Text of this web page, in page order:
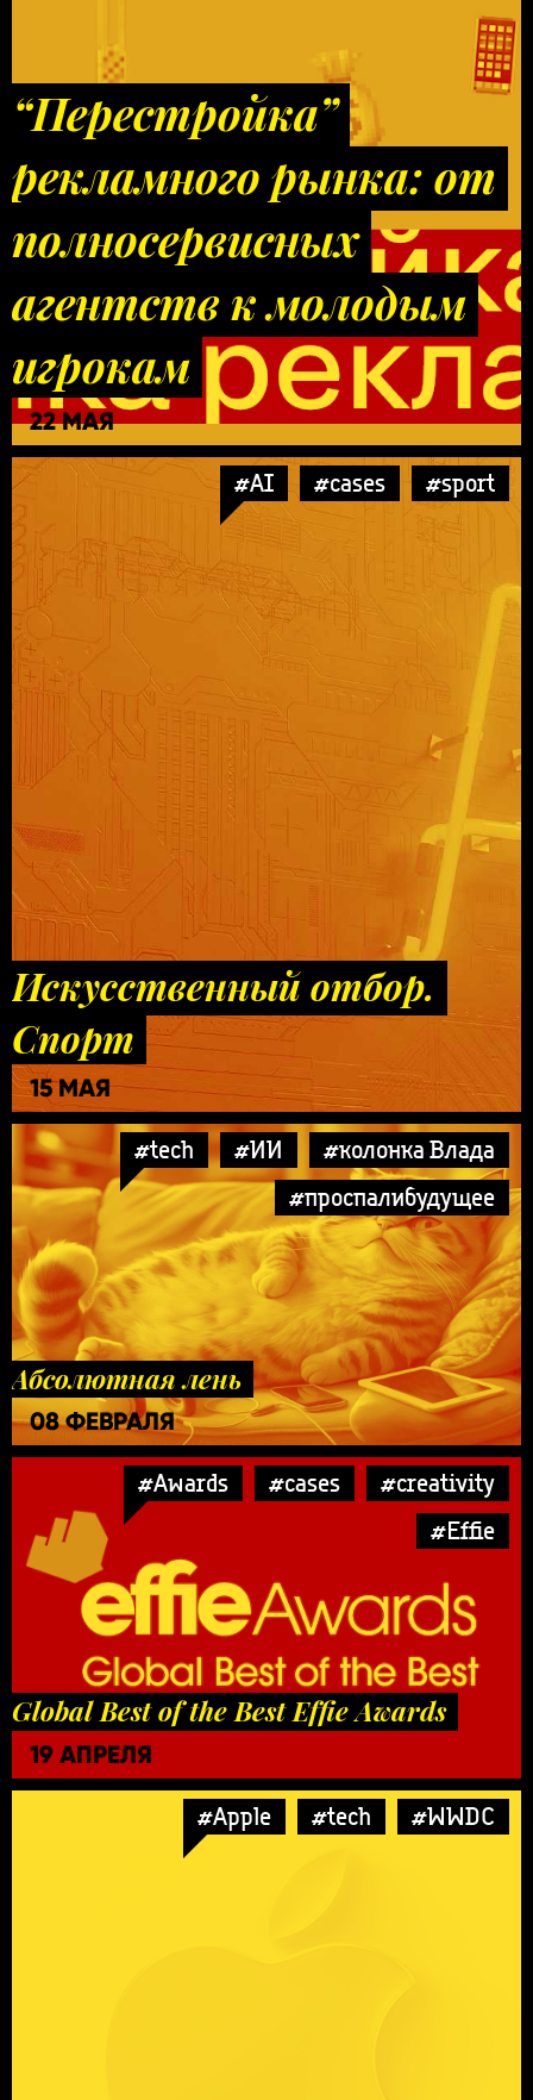
“Перестройка”
рекламного рынка: от
полносервисных
агентств к молодым
игрокам
22 МАЯ
#AI #cases #sport
Искусственный отбор.
Спорт
15 МАЯ
#tech #ИИ
#колонка Влада
#проспалибудущее
Абсолютная лень
08 ФЕВРАЛЯ
#Awards #cases
#creativity
#Effie
Global Best of the Best Effie Awards
19 АПРЕЛЯ
#Apple #tech #WWDC